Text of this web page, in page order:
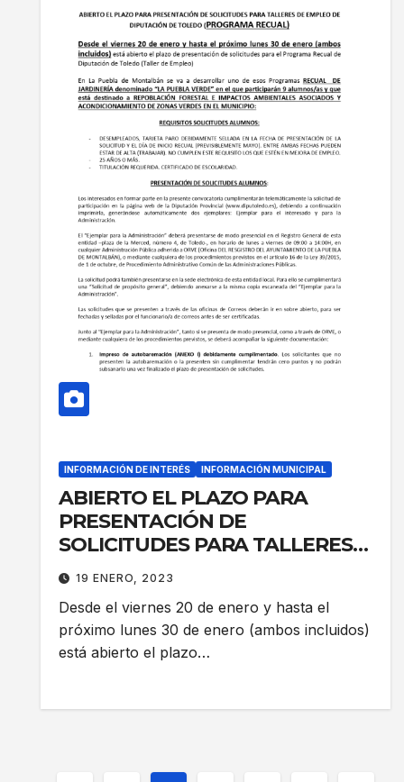
INFORMACIÓN DE INTERÉS INFORMACIÓN MUNICIPAL
ABIERTO EL PLAZO PARA
PRESENTACIÓN DE
SOLICITUDES PARA TALLERES
DE EMPLEO DE DIPUTACIÓN DE
TOLEDO (PROGRAMA RECUAL)
19 ENERO, 2023
Desde el viernes 20 de enero y hasta el
próximo lunes 30 de enero (ambos incluidos)
está abierto el plazo…